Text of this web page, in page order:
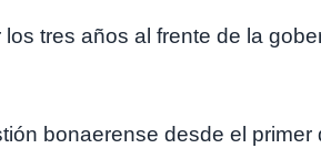
tres años al frente de la
bonaerense desde el